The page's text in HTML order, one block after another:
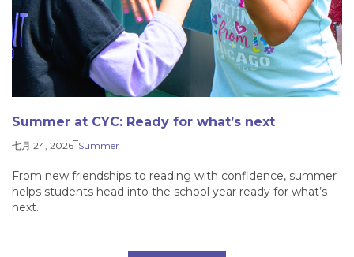
Summer at CYC: Ready for what’s next
七月 24, 2026–Summer
From new friendships to reading with confidence, summer
helps students head into the school year ready for what’s
next.